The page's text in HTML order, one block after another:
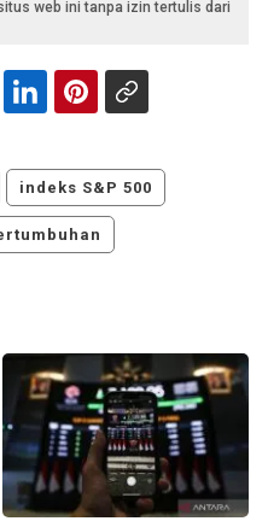
web ini tanpa izin tertulis dari
indeks S&P 500